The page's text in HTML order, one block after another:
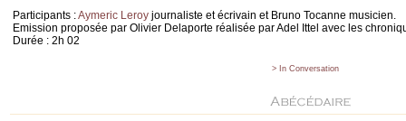
Participants :Aymeric Leroy journaliste et écrivain et Bruno Tocanne musicien.
Emission proposée par Olivier Delaporte réalisée par Adel Ittel avec les
Durée : 2h 02
> In Conversation